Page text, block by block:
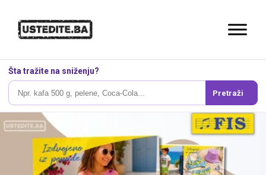
Šta tražite na sniženju?
Pretraži